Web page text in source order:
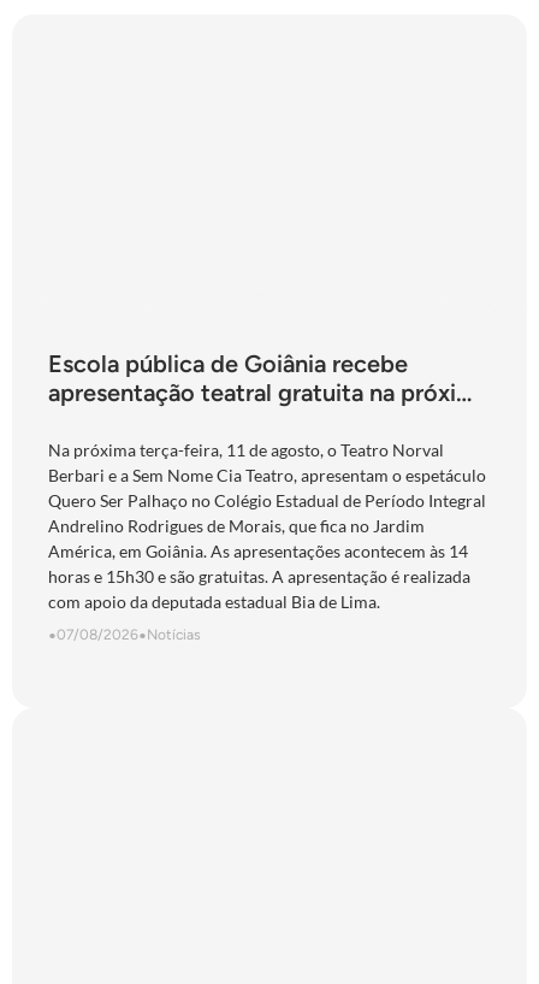
Escola pública de Goiânia recebe
apresentação teatral gratuita na próxima
Na próxima terça-feira, 11 de agosto, o Teatro Norval
Berbari e a Sem Nome Cia Teatro, apresentam o espetáculo
Quero Ser Palhaço no Colégio Estadual de Período Integral
Andrelino Rodrigues de Morais, que fica no Jardim
América, em Goiânia. As apresentações acontecem às 14
horas e 15h30 e são gratuitas. A apresentação é realizada
com apoio da deputada estadual Bia de Lima.
•07/08/2026•Notícias